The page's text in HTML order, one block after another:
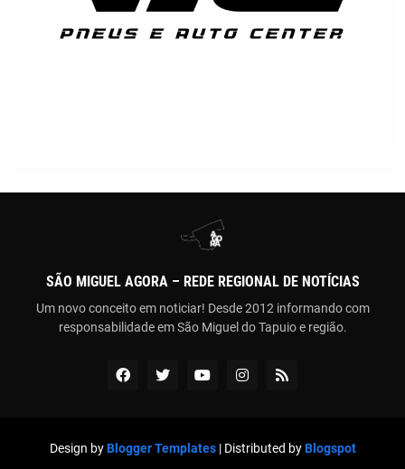
SÃO MIGUEL AGORA – REDE REGIONAL DE NOTÍCIAS
Um novo conceito em noticiar! Desde 2012 informando com
responsabilidade em São Miguel do Tapuio e região.
Design byBlogger Templates| Distributed byBlogspot